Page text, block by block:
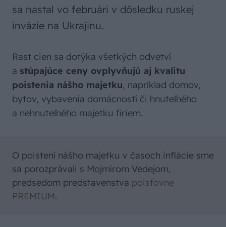
sa nastal vo februári v dôsledku ruskej
invázie na Ukrajinu.
Rast cien sa dotýka všetkých odvetví
a stúpajúce ceny ovplyvňujú aj kvalitu
poistenia nášho majetku, napríklad domov,
bytov, vybavenia domácností či hnuteľného
a nehnuteľného majetku firiem.
O poistení nášho majetku v časoch inflácie sme
sa porozprávali s Mojmírom Vedejom,
predsedom predstavenstva poisťovne
PREMIUM.